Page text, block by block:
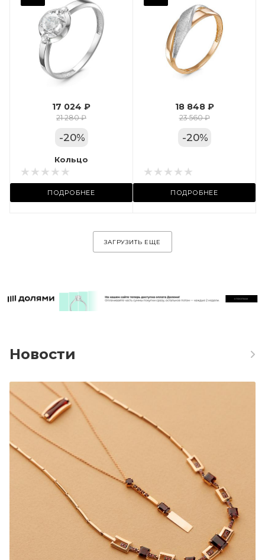
17 024 ₽
21 280 ₽
-20%
Кольцо
ПОДРОБНЕЕ
Вес драгметалла
Марка (бренд)
Дельта
Фианит
Цвет золота
КРАС
Местоположение:
ул. Пушкинская, 11А
18 848 ₽
23 560 ₽
-20%
ПОДРОБНЕЕ
ЗАГРУЗИТЬ ЕЩЕ
Новости